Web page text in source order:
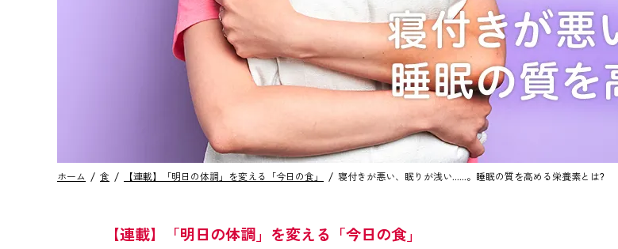
ホーム 食 【連載】「明日の体調」を変える「今日の食」 寝付きが悪い、眠りが浅い......。睡眠の質を高める栄養素とは?
【連載】「明日の体調」を変える「今日の食」